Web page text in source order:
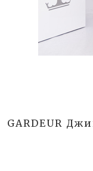
GARDEUR